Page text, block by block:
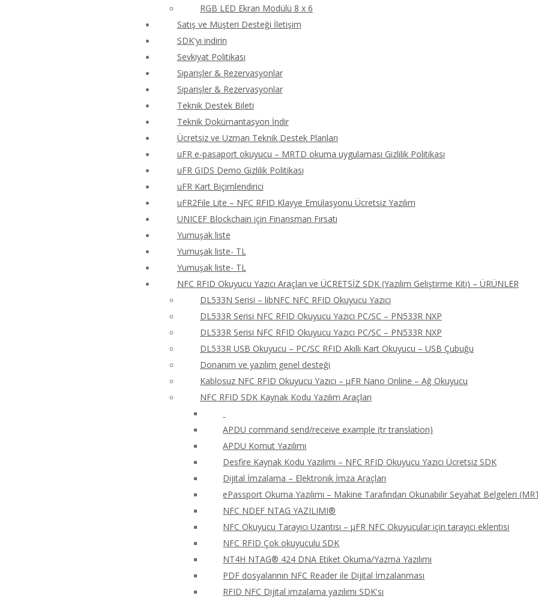
RGB LED Ekran Modülü 8 x 6
Satış ve Müşteri Desteği İletişim
SDK'yı indirin
Sevkiyat Politikası
Siparişler & Rezervasyonlar
Siparişler & Rezervasyonlar
Teknik Destek Bileti
Teknik Dokümantasyon İndir
Ücretsiz ve Uzman Teknik Destek Planları
uFR e-pasaport okuyucu – MRTD okuma uygulaması Gizlilik Politikası
uFR GIDS Demo Gizlilik Politikası
uFR Kart Biçimlendirici
uFR2File Lite – NFC RFID Klavye Emülasyonu Ücretsiz Yazılım
UNICEF Blockchain için Finansman Fırsatı
Yumuşak liste
Yumuşak liste- TL
Yumuşak liste- TL
NFC RFID Okuyucu Yazıcı Araçları ve ÜCRETSİZ SDK (Yazılım Geliştirme Kiti) – ÜRÜNLER
DL533N Serisi – libNFC NFC RFID Okuyucu Yazıcı
DL533R Serisi NFC RFID Okuyucu Yazıcı PC/SC – PN533R NXP
DL533R Serisi NFC RFID Okuyucu Yazıcı PC/SC – PN533R NXP
DL533R USB Okuyucu – PC/SC RFID Akıllı Kart Okuyucu – USB Çubuğu
Donanım ve yazılım genel desteği
Kablosuz NFC RFID Okuyucu Yazıcı – μFR Nano Online – Ağ Okuyucu
NFC RFID SDK Kaynak Kodu Yazılım Araçları
APDU command send/receive example (tr translation)
APDU Komut Yazılımı
Desfire Kaynak Kodu Yazılımı – NFC RFID Okuyucu Yazıcı Ücretsiz SDK
Dijital İmzalama – Elektronik İmza Araçları
ePassport Okuma Yazılımı – Makine Tarafından Okunabilir Seyahat Belgeleri
NFC NDEF NTAG YAZILIMI®
NFC Okuyucu Tarayıcı Uzantısı – μFR NFC Okuyucular için tarayıcı eklentisi
NFC RFID Çok okuyuculu SDK
NT4H NTAG® 424 DNA Etiket Okuma/Yazma Yazılımı
PDF dosyalarının NFC Reader ile Dijital İmzalanması
RFID NFC Dijital imzalama yazılımı SDK'sı